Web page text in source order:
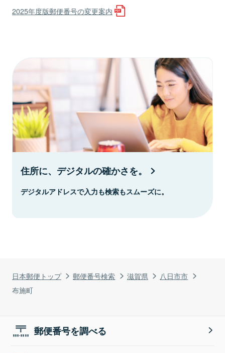
日本郵便トップ 郵便番号検索 滋賀県
八日市市
布施町
2025年度版郵便番号の変更案内
住所に、デジタルの確かさを。
デジタルアドレスで入力も検索もスムーズに。
郵便番号を調べる